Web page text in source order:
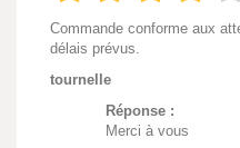
Commande conforme aux
délais prévus.
tournelle
Réponse :
Merci à vous